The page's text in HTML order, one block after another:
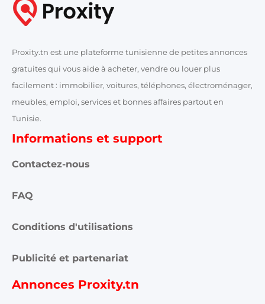
Proxity.tn est une plateforme tunisienne de petites annonces
gratuites qui vous aide à acheter, vendre ou louer plus
facilement : immobilier, voitures, téléphones, électroménager,
meubles, emploi, services et bonnes affaires partout en
Tunisie.
Informations et support
Contactez-nous
FAQ
Conditions d'utilisations
Publicité et partenariat
Annonces Proxity.tn